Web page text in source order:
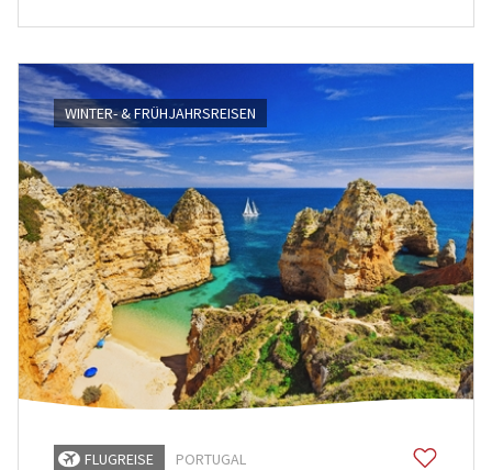
WINTER- & FRÜHJAHRSREISEN
FLUGREISE PORTUGAL